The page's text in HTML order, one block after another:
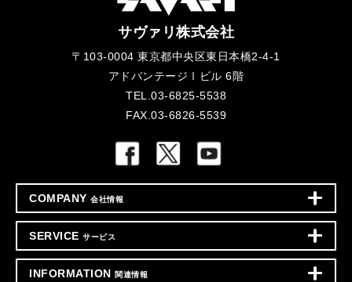
サヴァリ株式会社
〒103-0004 東京都中央区東日本橋2-4-1
アドバンテージⅠビル 6階
TEL.03-6825-5538
FAX.03-6826-5539
COMPANY 会社情報
SERVICE サービス
INFORMATION 関連情報